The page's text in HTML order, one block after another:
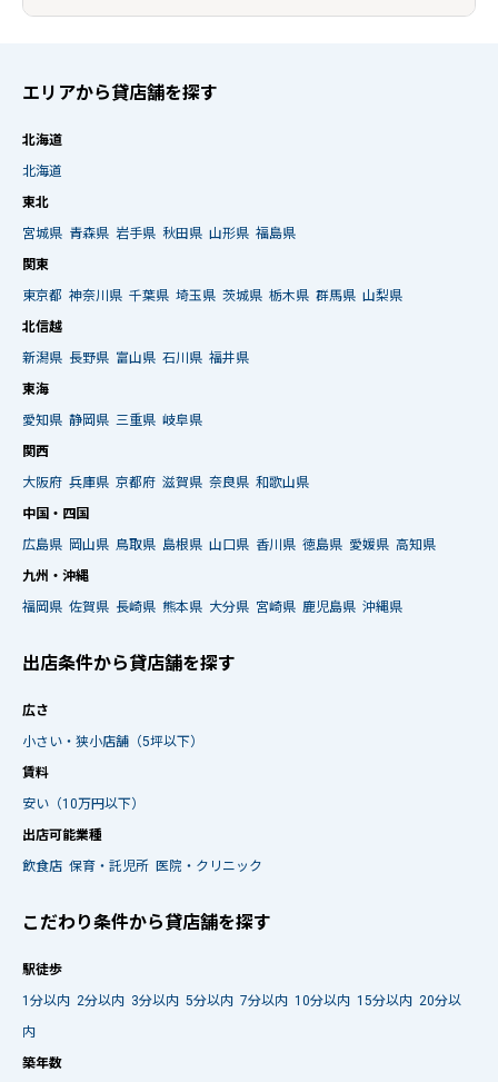
エリアから貸店舗を探す
北海道
北海道
東北
宮城県 青森県 岩手県 秋田県 山形県 福島県
関東
東京都 神奈川県 千葉県 埼玉県 茨城県 栃木県 群馬県 山梨県
北信越
新潟県 長野県 富山県 石川県 福井県
東海
愛知県 静岡県 三重県 岐阜県
関西
大阪府 兵庫県 京都府 滋賀県 奈良県 和歌山県
中国・四国
広島県 岡山県 鳥取県 島根県 山口県 香川県 徳島県 愛媛県 高知県
九州・沖縄
福岡県 佐賀県 長崎県 熊本県 大分県 宮崎県 鹿児島県 沖縄県
出店条件から貸店舗を探す
広さ
小さい・狭小店舗（5坪以下）
賃料
安い（10万円以下）
出店可能業種
飲食店 保育・託児所 医院・クリニック
こだわり条件から貸店舗を探す
駅徒歩
1分以内 2分以内 3分以内 5分以内 7分以内 10分以内 15分以内 20分以
内
築年数